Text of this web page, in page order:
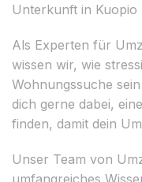
Unterkunft in Kuopio
Als Experten für
wissen wir, wie
Wohnungssuche
dich gerne dabei,
finden, damit dein
Unser Team von
umfangreiches